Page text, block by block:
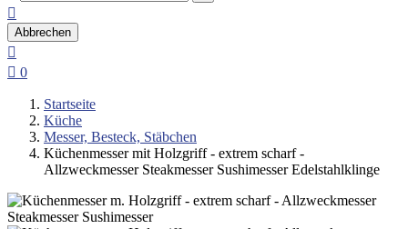

Abbrechen

 0
Startseite
Küche
Messer, Besteck, Stäbchen
Küchenmesser mit Holzgriff - extrem scharf -
Allzweckmesser Steakmesser Sushimesser Edelstahlklinge